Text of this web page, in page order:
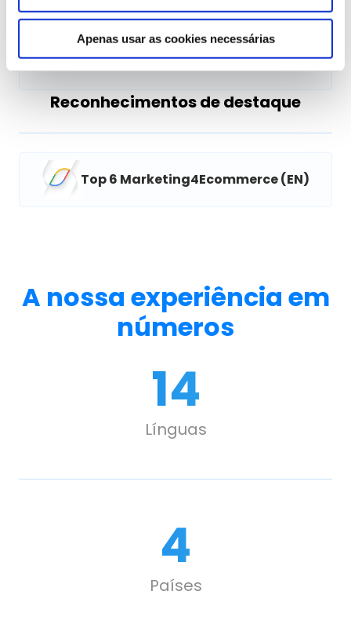
Apenas usar as cookies necessárias
Reconhecimentos de destaque
Top 6 Marketing4Ecommerce (EN)
A nossa experiência em
números
14
Línguas
4
Países